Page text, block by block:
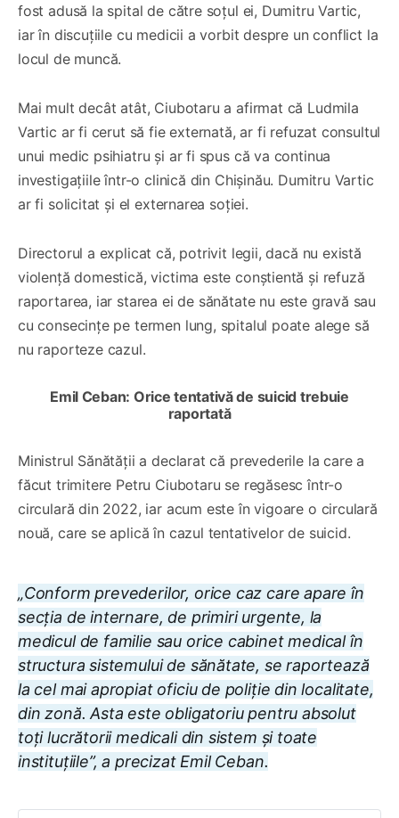
fost adusă la spital de către soțul ei, Dumitru Vartic,
iar în discuțiile cu medicii a vorbit despre un conflict la
locul de muncă.
Mai mult decât atât, Ciubotaru a afirmat că Ludmila
Vartic ar fi cerut să fie externată, ar fi refuzat consultul
unui medic psihiatru și ar fi spus că va continua
investigațiile într-o clinică din Chișinău. Dumitru Vartic
ar fi solicitat și el externarea soției.
Directorul a explicat că, potrivit legii, dacă nu există
violență domestică, victima este conștientă și refuză
raportarea, iar starea ei de sănătate nu este gravă sau
cu consecințe pe termen lung, spitalul poate alege să
nu raporteze cazul.
Emil Ceban: Orice tentativă de suicid trebuie
raportată
Ministrul Sănătății a declarat că prevederile la care a
făcut trimitere Petru Ciubotaru se regăsesc într-o
circulară din 2022, iar acum este în vigoare o circulară
nouă, care se aplică în cazul tentativelor de suicid.
„Conform prevederilor, orice caz care apare în
secția de internare, de primiri urgente, la
medicul de familie sau orice cabinet medical în
structura sistemului de sănătate, se raportează
la cel mai apropiat oficiu de poliție din localitate,
din zonă. Asta este obligatoriu pentru absolut
toți lucrătorii medicali din sistem și toate
instituțiile”, a precizat Emil Ceban.